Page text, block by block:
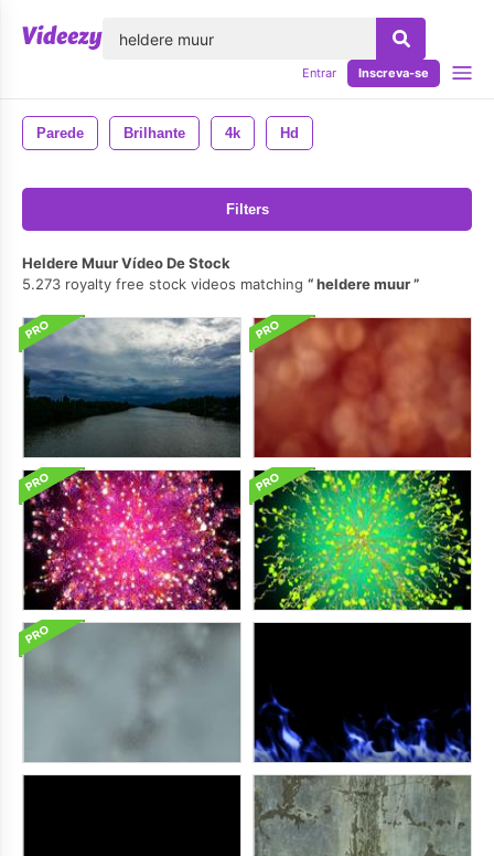
Entrar Inscreva-se
Parede Brilhante 4k Hd
Filters
Heldere Muur Vídeo De Stock
5.273 royalty free stock videos matching
heldere muur